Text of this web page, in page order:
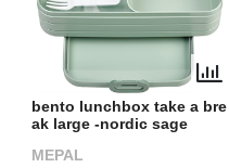
bento lunchbox take a bre
ak large -nordic sage
MEPAL